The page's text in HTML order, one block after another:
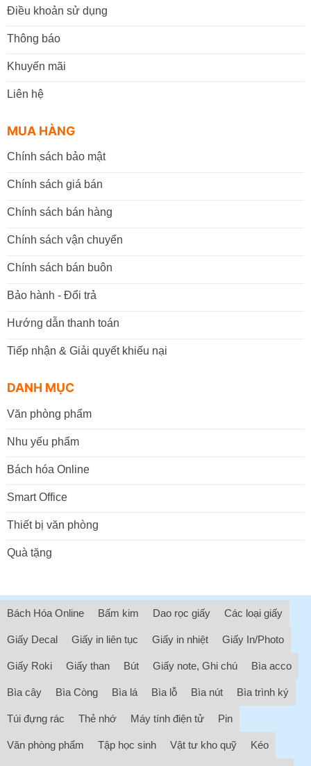
Điều khoản sử dụng
Thông báo
Khuyến mãi
Liên hệ
MUA HÀNG
Chính sách bảo mật
Chính sách giá bán
Chính sách bán hàng
Chính sách vận chuyển
Chính sách bán buôn
Bảo hành - Đổi trả
Hướng dẫn thanh toán
Tiếp nhận & Giải quyết khiếu nại
DANH MỤC
Văn phòng phẩm
Nhu yếu phẩm
Bách hóa Online
Smart Office
Thiết bị văn phòng
Quà tặng
Bách Hóa Online Bấm kim Dao rọc giấy Các loại giấy
Giấy Decal Giấy in liên tục Giấy in nhiệt Giấy In/Photo
Giấy Roki Giấy than Bút Giấy note, Ghi chú Bìa acco
Bìa cây Bìa Còng Bìa lá Bìa lỗ Bìa nút Bìa trình ký
Túi đựng rác Thẻ nhớ Máy tính điện tử Pin
Văn phòng phẩm Tập học sinh Vật tư kho quỹ Kéo